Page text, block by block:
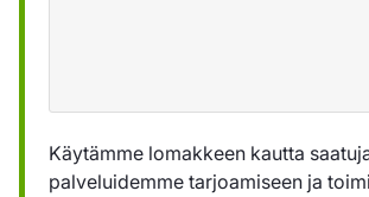
Käytämme lomakkeen kautta
palveluidemme tarjoamiseen ja